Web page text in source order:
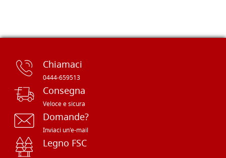
Chiamaci
0444-659513
Consegna
Veloce e sicura
Domande?
Inviaci un'e-mail
Legno FSC